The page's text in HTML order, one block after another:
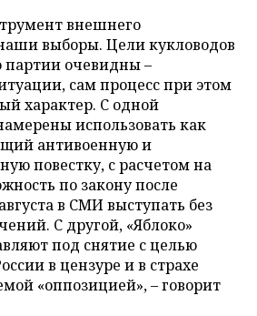
внешнего
выборы. Цели кукловодов
партии очевидны –
сам процесс при этом
характер. С одной
использовать как
антивоенную и
повестку, с расчетом на
по закону после
в СМИ выступать без
С другой, «Яблоко»
под снятие с целью
в цензуре и в страхе
«оппозицией», – говорит